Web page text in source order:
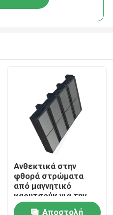
Ανθεκτικά στην
φθορά στρώματα
από μαγνητικό
καουτσούκ για την
επεξεργασία
Αποστολή